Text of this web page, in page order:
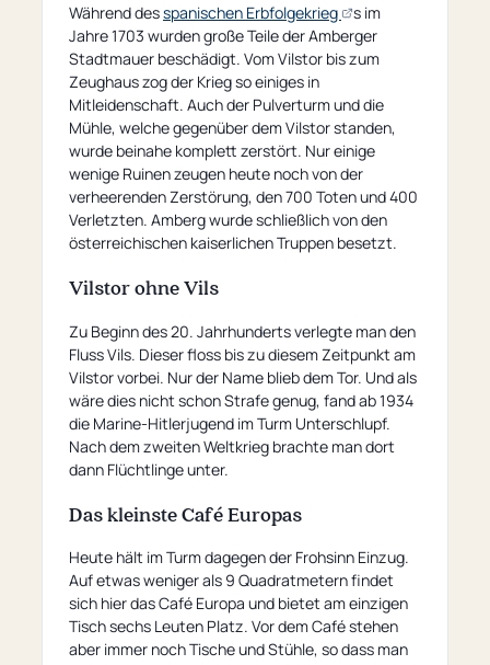
Während desspanischen Erbfolgekrieg
(öffnet
externe
Seite)
s im
Jahre 1703 wurden große Teile der Amberger
Stadtmauer beschädigt. Vom Vilstor bis zum
Zeughaus zog der Krieg so einiges in
Mitleidenschaft. Auch der Pulverturm und die
Mühle, welche gegenüber dem Vilstor standen,
wurde beinahe komplett zerstört. Nur einige
wenige Ruinen zeugen heute noch von der
verheerenden Zerstörung, den 700 Toten und 400
Verletzten. Amberg wurde schließlich von den
österreichischen kaiserlichen Truppen besetzt.
Vilstor ohne Vils
Zu Beginn des 20. Jahrhunderts verlegte man den
Fluss Vils. Dieser floss bis zu diesem Zeitpunkt am
Vilstor vorbei. Nur der Name blieb dem Tor. Und als
wäre dies nicht schon Strafe genug, fand ab 1934
die Marine-Hitlerjugend im Turm Unterschlupf.
Nach dem zweiten Weltkrieg brachte man dort
dann Flüchtlinge unter.
Das kleinste Café Europas
Heute hält im Turm dagegen der Frohsinn Einzug.
Auf etwas weniger als 9 Quadratmetern findet
sich hier das Café Europa und bietet am einzigen
Tisch sechs Leuten Platz. Vor dem Café stehen
aber immer noch Tische und Stühle, so dass man